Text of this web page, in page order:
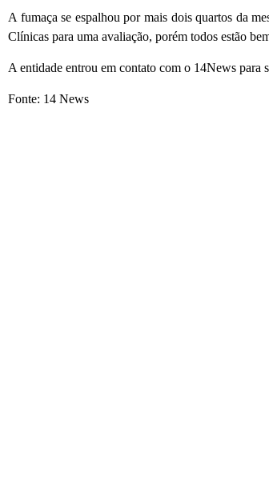
A fumaça se espalhou por mais dois quartos da
Clínicas para uma avaliação, porém todos estão
A entidade entrou em contato com o 14News para
Fonte: 14 News